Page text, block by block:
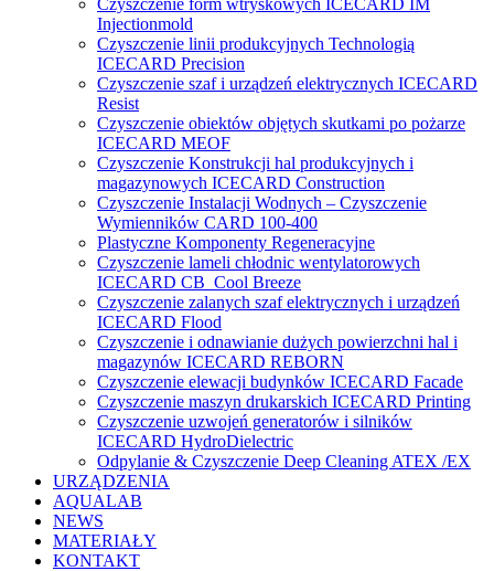
Czyszczenie form wtryskowych ICECARD IM
Injectionmold
Czyszczenie linii produkcyjnych Technologią
ICECARD Precision
Czyszczenie szaf i urządzeń elektrycznych ICECARD
Resist
Czyszczenie obiektów objętych skutkami po pożarze
ICECARD MEOF
Czyszczenie Konstrukcji hal produkcyjnych i
magazynowych ICECARD Construction
Czyszczenie Instalacji Wodnych – Czyszczenie
Wymienników CARD 100-400
Plastyczne Komponenty Regeneracyjne
Czyszczenie lameli chłodnic wentylatorowych
ICECARD CB Cool Breeze
Czyszczenie zalanych szaf elektrycznych i urządzeń
ICECARD Flood
Czyszczenie i odnawianie dużych powierzchni hal i
magazynów ICECARD REBORN
Czyszczenie elewacji budynków ICECARD Facade
Czyszczenie maszyn drukarskich ICECARD Printing
Czyszczenie uzwojeń generatorów i silników
ICECARD HydroDielectric
Odpylanie & Czyszczenie Deep Cleaning ATEX /EX
URZĄDZENIA
AQUALAB
NEWS
MATERIAŁY
KONTAKT